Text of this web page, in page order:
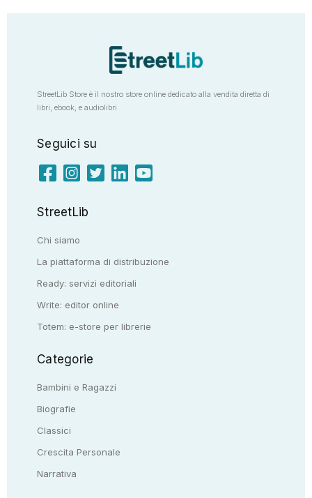
StreetLib Store è il nostro store online dedicato alla vendita diretta di
libri, ebook, e audiolibri
Seguici su
StreetLib
Chi siamo
La piattaforma di distribuzione
Ready: servizi editoriali
Write: editor online
Totem: e-store per librerie
Categorie
Bambini e Ragazzi
Biografie
Classici
Crescita Personale
Narrativa